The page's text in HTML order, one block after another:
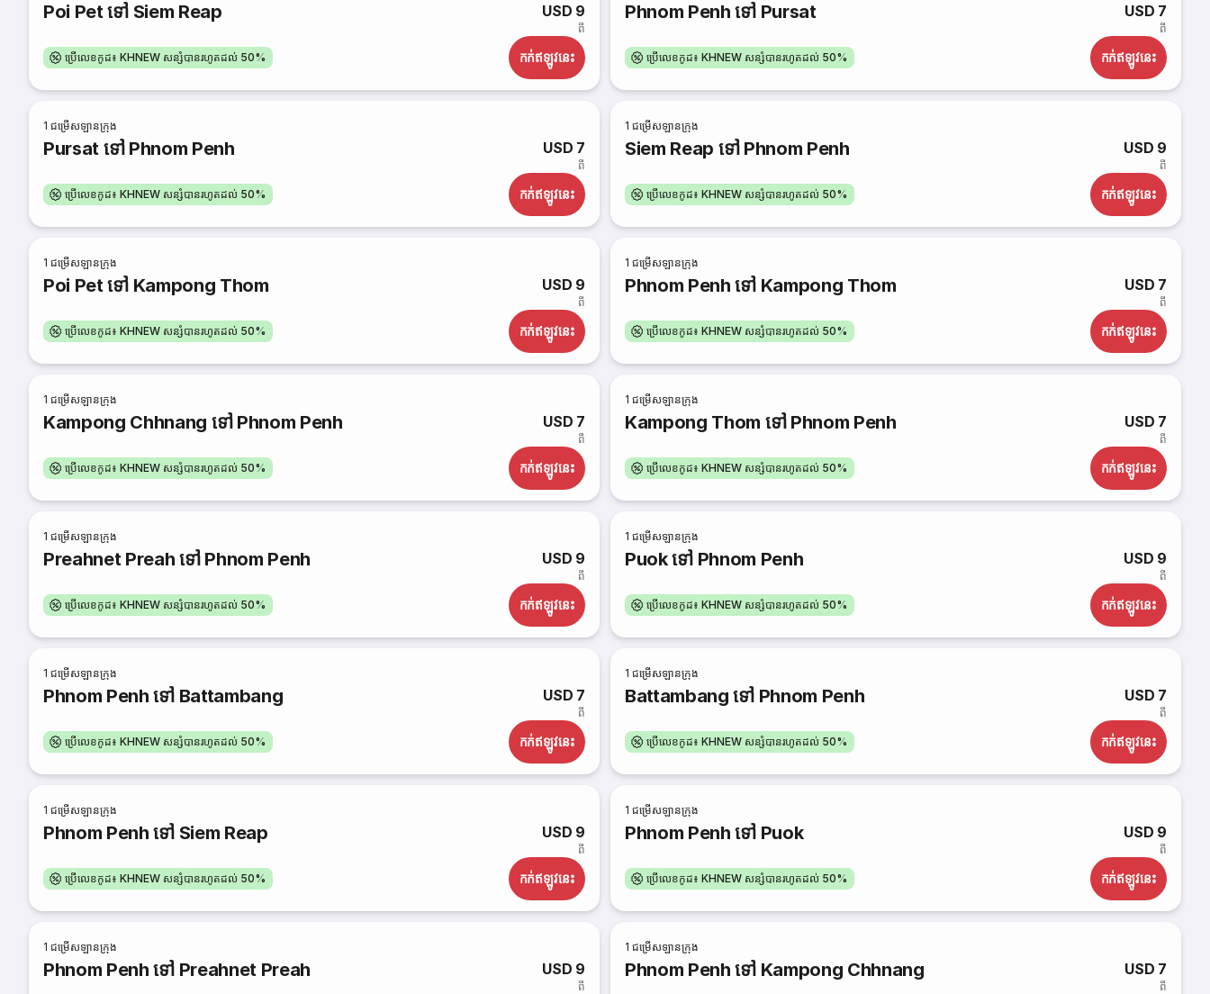
Poi Pet ទៅ Siem Reap USD 9
ពី
ប្រើលេខកូដ៖ KHNEW សន្សំបានរហូតដល់ 50% កក់​ឥឡូវនេះ
Phnom Penh ទៅ Pursat USD 7
ពី
ប្រើលេខកូដ៖ KHNEW សន្សំបានរហូតដល់ 50% កក់​ឥឡូវនេះ
1 ជម្រើសឡានក្រុង
Pursat ទៅ Phnom Penh USD 7
ពី
ប្រើលេខកូដ៖ KHNEW សន្សំបានរហូតដល់ 50% កក់​ឥឡូវនេះ
1 ជម្រើសឡានក្រុង
Siem Reap ទៅ Phnom Penh USD 9
ពី
ប្រើលេខកូដ៖ KHNEW សន្សំបានរហូតដល់ 50% កក់​ឥឡូវនេះ
1 ជម្រើសឡានក្រុង
Poi Pet ទៅ Kampong Thom USD 9
ពី
ប្រើលេខកូដ៖ KHNEW សន្សំបានរហូតដល់ 50% កក់​ឥឡូវនេះ
1 ជម្រើសឡានក្រុង
Phnom Penh ទៅ Kampong Thom USD 7
ពី
ប្រើលេខកូដ៖ KHNEW សន្សំបានរហូតដល់ 50% កក់​ឥឡូវនេះ
1 ជម្រើសឡានក្រុង
Kampong Chhnang ទៅ Phnom Penh USD 7
ពី
ប្រើលេខកូដ៖ KHNEW សន្សំបានរហូតដល់ 50% កក់​ឥឡូវនេះ
1 ជម្រើសឡានក្រុង
Kampong Thom ទៅ Phnom Penh USD 7
ពី
ប្រើលេខកូដ៖ KHNEW សន្សំបានរហូតដល់ 50% កក់​ឥឡូវនេះ
1 ជម្រើសឡានក្រុង
Preahnet Preah ទៅ Phnom Penh USD 9
ពី
ប្រើលេខកូដ៖ KHNEW សន្សំបានរហូតដល់ 50% កក់​ឥឡូវនេះ
1 ជម្រើសឡានក្រុង
Puok ទៅ Phnom Penh USD 9
ពី
ប្រើលេខកូដ៖ KHNEW សន្សំបានរហូតដល់ 50% កក់​ឥឡូវនេះ
1 ជម្រើសឡានក្រុង
Phnom Penh ទៅ Battambang USD 7
ពី
ប្រើលេខកូដ៖ KHNEW សន្សំបានរហូតដល់ 50% កក់​ឥឡូវនេះ
1 ជម្រើសឡានក្រុង
Battambang ទៅ Phnom Penh USD 7
ពី
ប្រើលេខកូដ៖ KHNEW សន្សំបានរហូតដល់ 50% កក់​ឥឡូវនេះ
1 ជម្រើសឡានក្រុង
Phnom Penh ទៅ Siem Reap USD 9
ពី
ប្រើលេខកូដ៖ KHNEW សន្សំបានរហូតដល់ 50% កក់​ឥឡូវនេះ
1 ជម្រើសឡានក្រុង
Phnom Penh ទៅ Puok USD 9
ពី
ប្រើលេខកូដ៖ KHNEW សន្សំបានរហូតដល់ 50% កក់​ឥឡូវនេះ
1 ជម្រើសឡានក្រុង
Phnom Penh ទៅ Preahnet Preah USD 9
ពី
1 ជម្រើសឡានក្រុង
Phnom Penh ទៅ Kampong Chhnang USD 7
ពី